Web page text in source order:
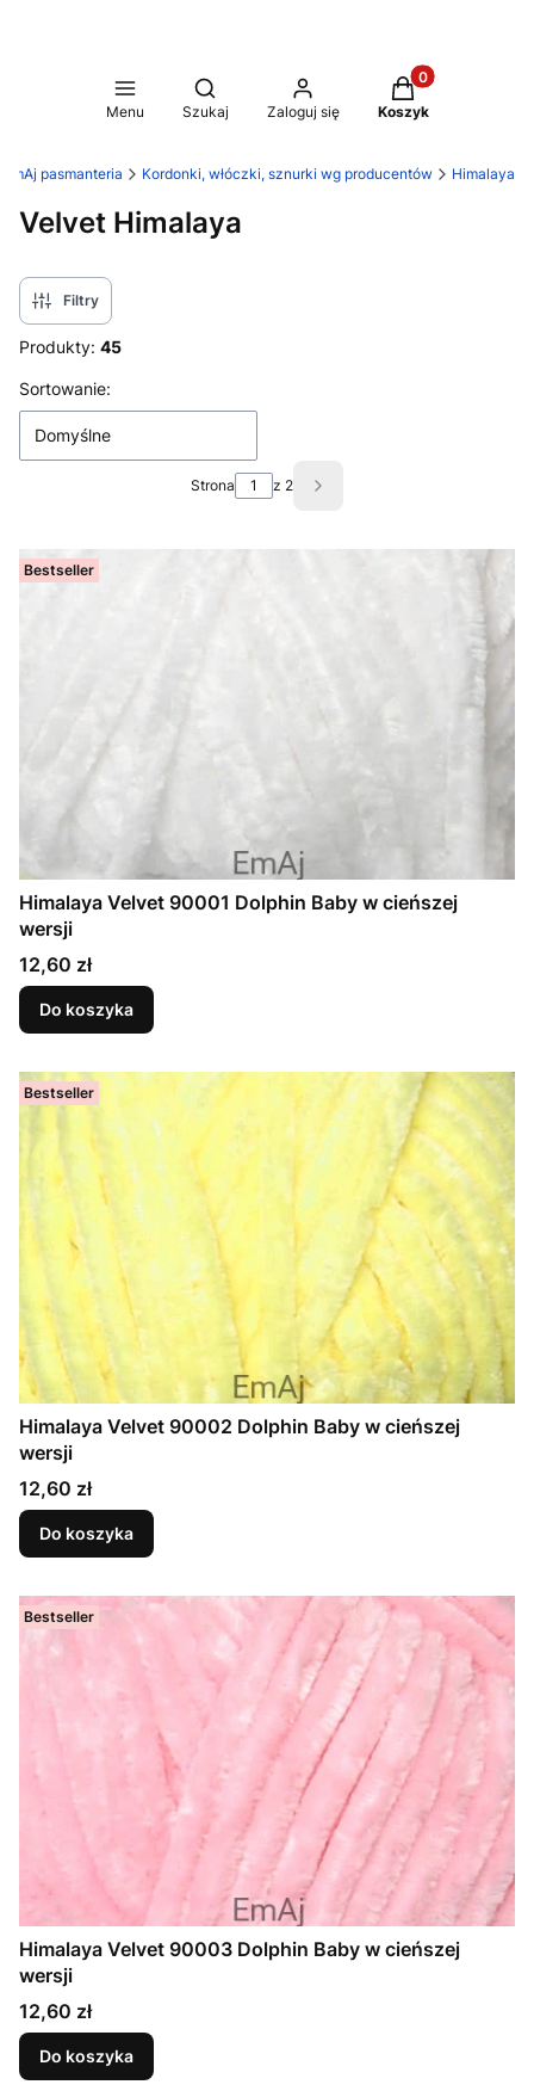
Menu
Otwórz wyszukiwarkę
Szukaj Zaloguj się
Produkty w
Koszyk
EmAj pasmanteria Kordonki, włóczki, sznurki wg producentów Himalaya
Velvet Himalaya
Filtry
Produkty: 45
Lista produktów
Sortowanie:
Domyślne
Strona z 2 Następne produkty
Bestseller
Himalaya Velvet 90001 Dolphin Baby w cieńszej
wersji
Cena
12,60 zł
Do koszyka
Bestseller
Himalaya Velvet 90002 Dolphin Baby w cieńszej
wersji
Cena
12,60 zł
Do koszyka
Bestseller
Himalaya Velvet 90003 Dolphin Baby w cieńszej
wersji
Cena
12,60 zł
Do koszyka